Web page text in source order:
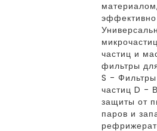
эффективно
частиц и
фильтры
S - Фильтры
частиц D -
защиты от
паров и